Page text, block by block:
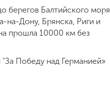
берегов Балтийского моря,
на-Дону, Брянска, Риги и
прошла 10000 км без
Победу над Германией»